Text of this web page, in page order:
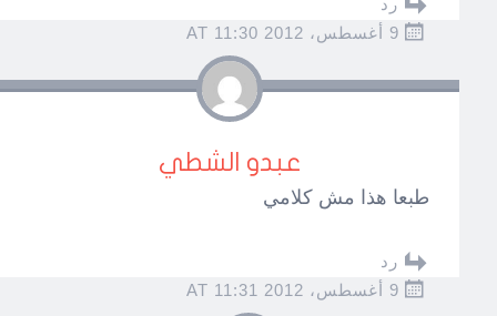
رد
9 أغسطس، 2012 AT 11:30
عبدو الشطي
طبعا هذا مش كلامي
رد
9 أغسطس، 2012 AT 11:31